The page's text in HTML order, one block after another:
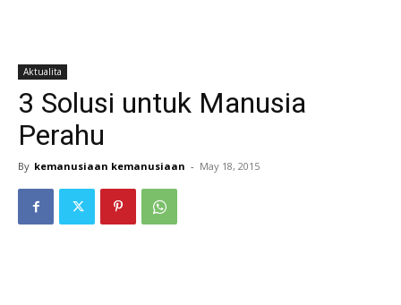
Aktualita
3 Solusi untuk Manusia
Perahu
By kemanusiaan kemanusiaan - May 18, 2015